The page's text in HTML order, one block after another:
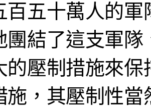
百五十萬人的
團結了這支軍
的壓制措施來
施，其壓制性